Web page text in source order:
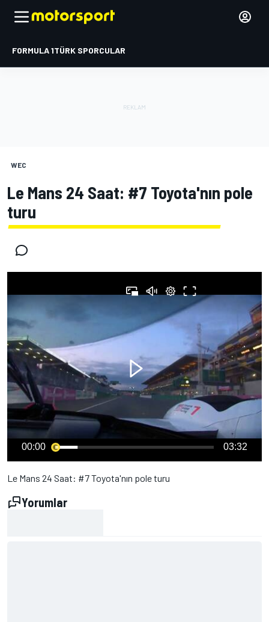
FORMULA 1TÜRK SPORCULAR
WEC
Le Mans 24 Saat: #7 Toyota'nın pole
turu
00:00 03:32
Le Mans 24 Saat: #7 Toyota'nın pole turu
Yorumlar